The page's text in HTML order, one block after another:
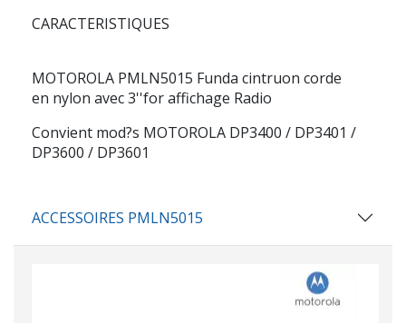
CARACTERISTIQUES
MOTOROLA PMLN5015 Funda cintruon corde
en nylon avec 3''for affichage Radio
Convient mod?s MOTOROLA DP3400 / DP3401 /
DP3600 / DP3601
ACCESSOIRES PMLN5015